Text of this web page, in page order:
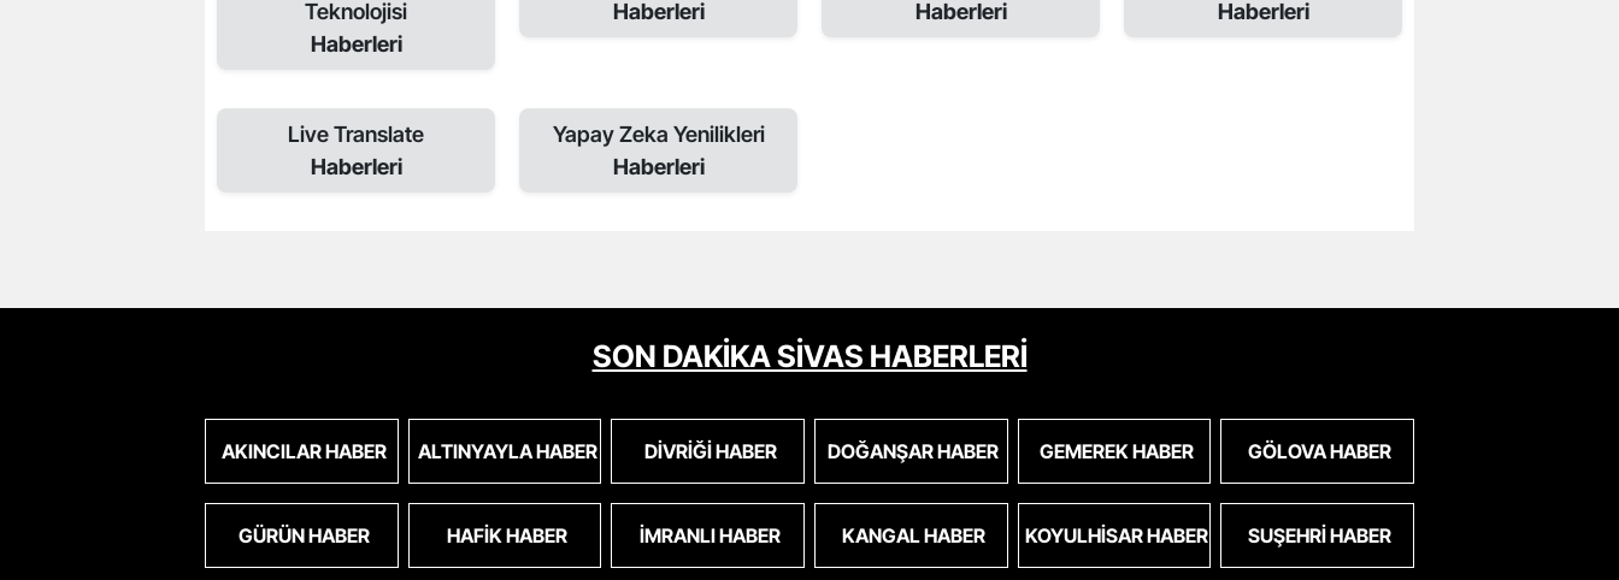
Teknolojisi
Haberleri
Haberleri
Haberleri
Haberleri
Live Translate
Haberleri
Yapay Zeka Yenilikleri
Haberleri
SON DAKİKA SİVAS HABERLERİ
AKINCILAR HABER ALTINYAYLA HABER DIVRIĞI HABER DOĞANŞAR HABER GEMEREK HABER GÖLOVA HABER
GÜRÜN HABER HAFIK HABER İMRANLI HABER KANGAL HABER KOYULHISAR HABER SUŞEHRI HABER